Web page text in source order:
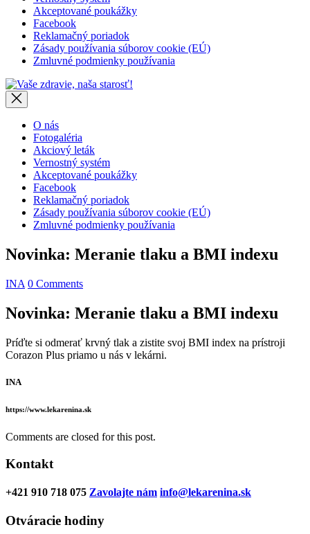
Akceptované poukážky
Facebook
Reklamačný poriadok
Zásady používania súborov cookie (EÚ)
Zmluvné podmienky používania
O nás
Fotogaléria
Akciový leták
Vernostný systém
Akceptované poukážky
Facebook
Reklamačný poriadok
Zásady používania súborov cookie (EÚ)
Zmluvné podmienky používania
Novinka: Meranie tlaku a BMI indexu
INA 0 Comments
Novinka: Meranie tlaku a BMI indexu
Príďte si odmerať krvný tlak a zistite svoj BMI index na prístroji
Corazon Plus priamo u nás v lekárni.
INA
https://www.lekarenina.sk
Comments are closed for this post.
Kontakt
+421 910 718 075 Zavolajte nám info@lekarenina.sk
Otváracie hodiny